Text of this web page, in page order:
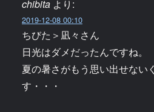
chibita より:
2019-12-08 00:10
ちびた＞凪々さん
日光はダメだったんですね。
夏の暑さがもう思い出せない
す・・・